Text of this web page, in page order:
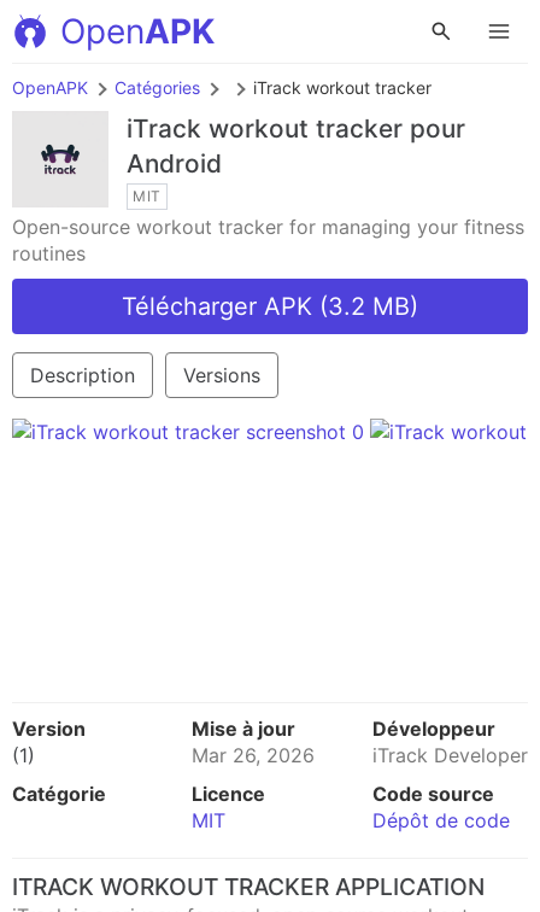
OpenAPK
OpenAPK Catégories iTrack workout tracker
iTrack workout tracker pour
Android
MIT
Open-source workout tracker for managing your fitness
routines
Télécharger APK (3.2 MB)
Description Versions
Version
(1)
Mise à jour
Mar 26, 2026
Développeur
iTrack Developer
Catégorie
Licence
MIT
Code source
Dépôt de code
ITRACK WORKOUT TRACKER APPLICATION